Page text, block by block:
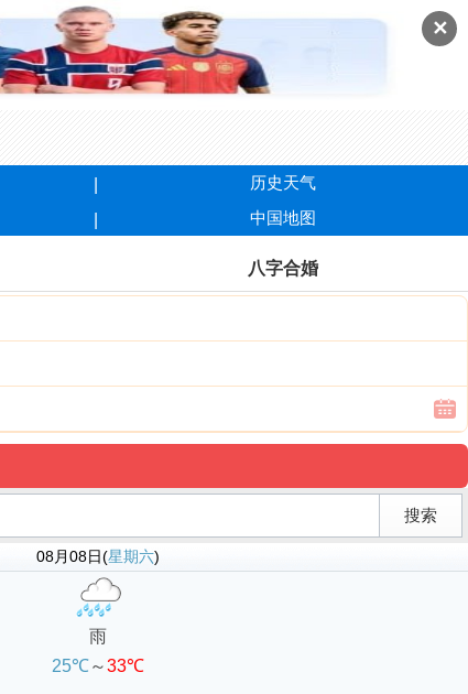
✕
历史天气
中国地图
八字合婚
08月08日(星期六)
雨
25℃～33℃